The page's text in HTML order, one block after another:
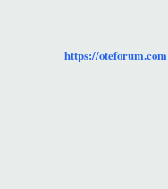
https://oteforum.com